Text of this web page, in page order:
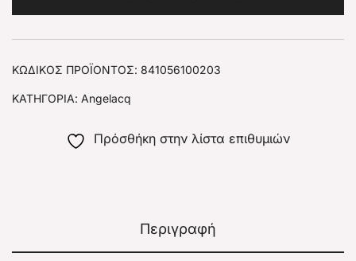
ΚΩΔΙΚΌΣ ΠΡΟΪΌΝΤΟΣ: 841056100203
ΚΑΤΗΓΟΡΊΑ: Angelacq
Πρόσθήκη στην λίστα επιθυμιών
Περιγραφή